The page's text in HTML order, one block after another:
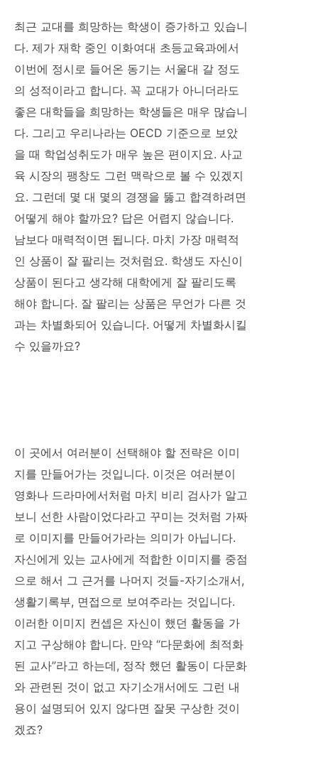
최근 교대를 희망하는 학생이 증가하고 있습니
다. 제가 재학 중인 이화여대 초등교육과에서
이번에 정시로 들어온 동기는 서울대 갈 정도
의 성적이라고 합니다. 꼭 교대가 아니더라도
좋은 대학들을 희망하는 학생들은 매우 많습니
다. 그리고 우리나라는 OECD 기준으로 보았
을 때 학업성취도가 매우 높은 편이지요. 사교
육 시장의 팽창도 그런 맥락으로 볼 수 있겠지
요. 그런데 몇 대 몇의 경쟁을 뚫고 합격하려면
어떻게 해야 할까요? 답은 어렵지 않습니다.
남보다 매력적이면 됩니다. 마치 가장 매력적
인 상품이 잘 팔리는 것처럼요. 학생도 자신이
상품이 된다고 생각해 대학에게 잘 팔리도록
해야 합니다. 잘 팔리는 상품은 무언가 다른 것
과는 차별화되어 있습니다. 어떻게 차별화시킬
수 있을까요?
이 곳에서 여러분이 선택해야 할 전략은 이미
지를 만들어가는 것입니다. 이것은 여러분이
영화나 드라마에서처럼 마치 비리 검사가 알고
보니 선한 사람이었다라고 꾸미는 것처럼 가짜
로 이미지를 만들어가라는 의미가 아닙니다.
자신에게 있는 교사에게 적합한 이미지를 중점
으로 해서 그 근거를 나머지 것들-자기소개서,
생활기록부, 면접으로 보여주라는 것입니다.
이러한 이미지 컨셉은 자신이 했던 활동을 가
지고 구상해야 합니다. 만약 “다문화에 최적화
된 교사”라고 하는데, 정작 했던 활동이 다문화
와 관련된 것이 없고 자기소개서에도 그런 내
용이 설명되어 있지 않다면 잘못 구상한 것이
겠죠?